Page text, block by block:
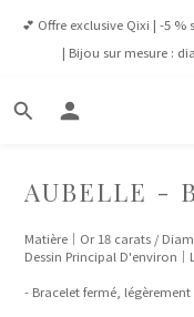
💕 Offre exclusive Qixi | -5
| Bijou sur mesure :
💕 Offre exclusive Qixi | -5
| Bijou sur mesure :
Connexion Membre 💎 À
💕 Offre exclusive Qixi | -5
| Bijou sur mesure :
AUBELLE -
Matière｜Or 18 carats /
Dessin Principal D'environ
- Bracelet fermé,